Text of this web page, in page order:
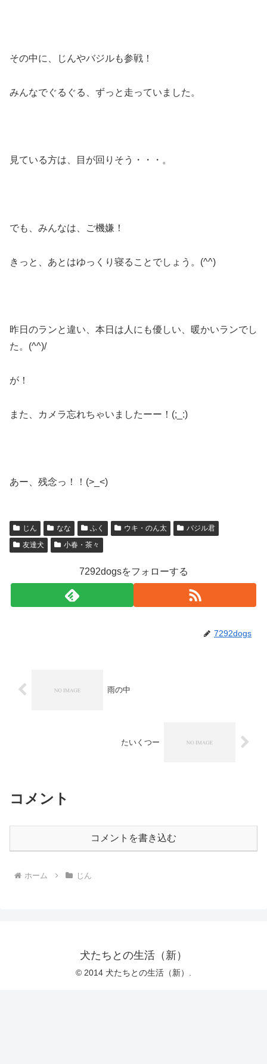
その中に、じんやバジルも参戦！
みんなでぐるぐる、ずっと走っていました。
見ている方は、目が回りそう・・・。
でも、みんなは、ご機嫌！
きっと、あとはゆっくり寝ることでしょう。(^^)
昨日のランと違い、本日は人にも優しい、暖かいランでし
た。(^^)/
が！
また、カメラ忘れちゃいましたーー！(;_:)
あー、残念っ！！(>_<)
じん なな ふく ウキ・のん太
バジル君
友達犬
小春・茶々
7292dogsをフォローする
7292dogs
雨の中
たいくつー
コメント
コメントを書き込む
ホーム じん
犬たちとの生活（新）
© 2014 犬たちとの生活（新）.